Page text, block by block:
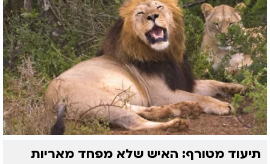
תיעוד מטורף: האיש שלא מפחד מאריות